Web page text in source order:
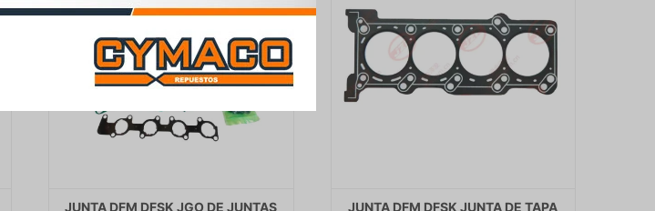
JUNTA DFM DFSK JGO DE JUNTAS
JUNTA DFM DFSK JUNTA DE TAPA